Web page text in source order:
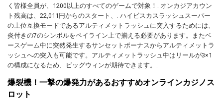
く皆様全員が、1200以上のすべてのゲームで対象！. オンカジアカウン
ト残高は、22,011円からのスタート、. ハイビスカスラッシュスーパー
の上位互換モードであるアルティメットラッシュに突入するためには、
炎付きの7のシンボルをペイライン上で揃える必要があります。またベ
ースゲーム中に突然発生するサンセットボーナスからアルティメットラ
ッシュへの突入も可能です。アルティメットラッシュ中はリールが3×1
の構成になるため、ビッグウィンが期待できます。.
爆裂機！一撃の爆発力があるおすすめオンラインカジノス
ロット